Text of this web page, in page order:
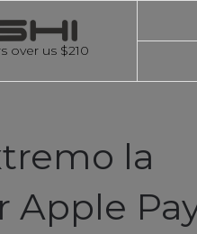
over us $210
la
Apple